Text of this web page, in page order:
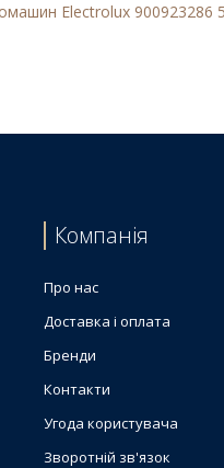
Electrolux 900923286
Компанія
Про нас
Доставка і оплата
Бренди
Контакти
Угода користувача
Зворотній зв'язок